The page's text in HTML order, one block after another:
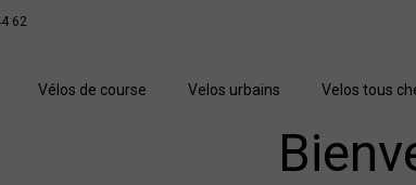
62
Vélos de course Velos urbains Velos tous